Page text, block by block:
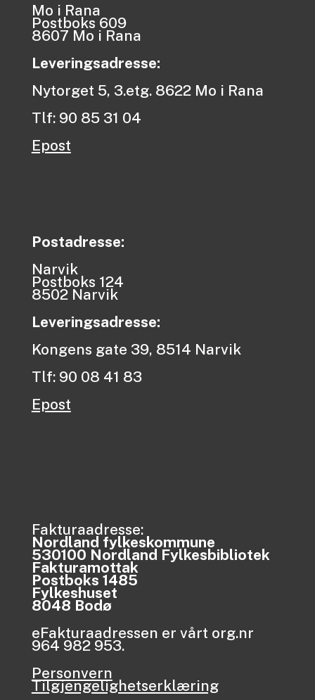
Mo i Rana
Postboks 609
8607 Mo i Rana
Leveringsadresse:
Nytorget 5, 3.etg. 8622 Mo i Rana
Tlf: 90 85 31 04
Epost
Postadresse:
Narvik
Postboks 124
8502 Narvik
Leveringsadresse:
Kongens gate 39, 8514 Narvik
Tlf: 90 08 41 83
Epost
Fakturaadresse:
Nordland fylkeskommune
530100 Nordland Fylkesbibliotek
Fakturamottak
Postboks 1485
Fylkeshuset
8048 Bodø
eFakturaadressen er vårt org.nr
964 982 953.
Personvern
Tilgjengelighetserklæring